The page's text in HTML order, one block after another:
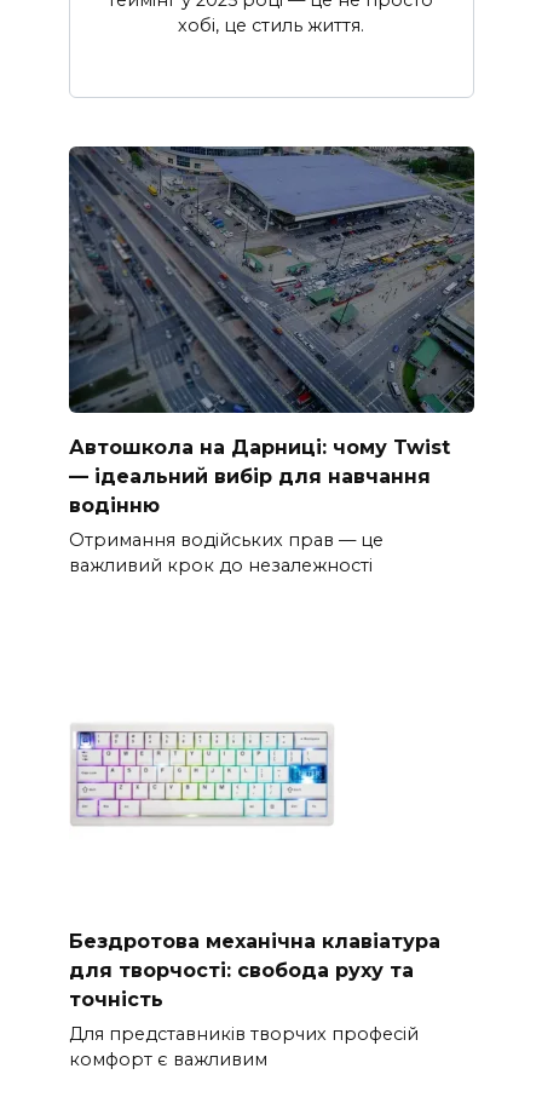
хобі, це стиль життя.
Автошкола на Дарниці: чому Twist
— ідеальний вибір для навчання
водінню
Отримання водійських прав — це
важливий крок до незалежності
Бездротова механічна клавіатура
для творчості: свобода руху та
точність
Для представників творчих професій
комфорт є важливим